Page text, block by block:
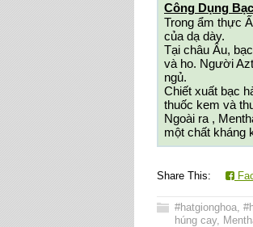
Công Dụng
Trong ẩm thực
của dạ dày.
Tại châu Âu,
và ho. Người
ngủ.
Chiết xuất bạc
thuốc kem và
Ngoài ra ,
một chất kháng
Share This:
#hatgionghoa
húng cay,